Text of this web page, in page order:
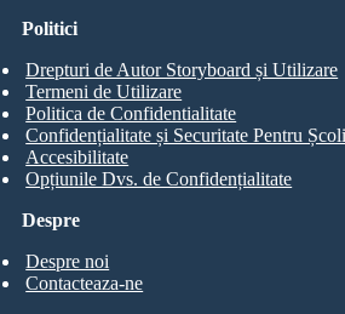
Despre
Despre noi
Contacteaza-ne
Politici
Drepturi de Autor Storyboard și Utilizare
Termeni de Utilizare
Politica de Confidentialitate
Confidențialitate și Securitate Pentru
Accesibilitate
Opțiunile Dvs. de Confidențialitate